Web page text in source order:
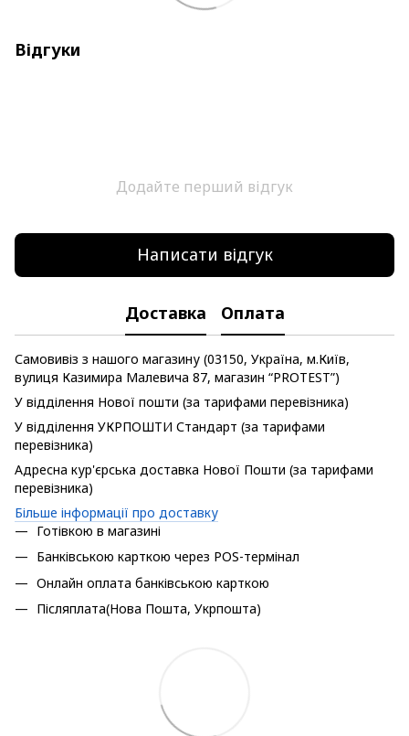
Відгуки
Додайте перший відгук
Написати відгук
Доставка Оплата
Самовивіз з нашого магазину (03150, Україна, м.Київ,
вулиця Казимира Малевича 87, магазин “PROTEST”)
У відділення Нової пошти (за тарифами перевізника)
У відділення УКРПОШТИ Стандарт (за тарифами
перевізника)
Адресна кур'єрська доставка Нової Пошти (за тарифами
перевізника)
Більше інформації про доставку
Готівкою в магазині
Банківською карткою через POS-термінал
Онлайн оплата банківською карткою
Післяплата(Нова Пошта, Укрпошта)